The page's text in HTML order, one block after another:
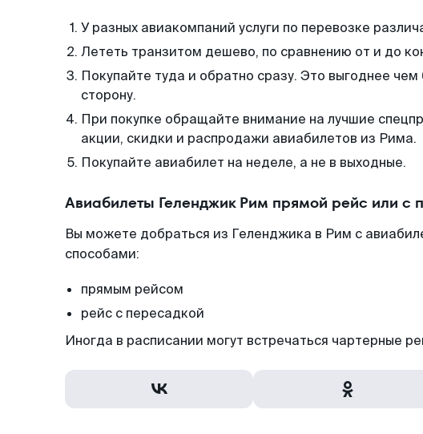
У разных авиакомпаний услуги по перевозке
Лететь транзитом дешево, по сравнению от и до
Покупайте туда и обратно сразу. Это выгоднее
сторону.
При покупке обращайте внимание на лучшие
акции, скидки и распродажи авиабилетов из Рима.
Покупайте авиабилет на неделе, а не в выходные.
Авиабилеты Геленджик Рим прямой рейс или с
Вы можете добраться из Геленджика в Рим с
способами:
прямым рейсом
рейс с пересадкой
Иногда в расписании могут встречаться чартерные